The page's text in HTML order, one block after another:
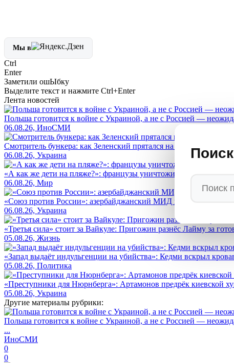
Поиск
Мы в
Ctrl
Enter
Заметили ошЫбку
Выделите текст и нажмите Ctrl+Enter
Лента новостей
Польша готовится к войне с Украиной, а не с Россией —
06.08.26, ИноСМИ
Смотритель бункера: как Зеленский прятался на 93 метрах под
06.08.26, Украина
«А как же дети на пляже?»: французы уничтожили Макрона в
06.08.26, Мир
«Союз против России»: азербайджанский МИД в Киеве
06.08.26, Украина
«Третья сила» стоит за Вайкуле: Пригожин разнёс Лайму за
05.08.26, Жизнь
«Запад выдаёт индульгенции на убийства»: Кедми вскрыл
05.08.26, Политика
«Преступники для Нюрнберга»: Артамонов предрёк киевской
05.08.26, Украина
Другие материалы рубрики:
Польша готовится к войне с Украиной, а не с Россией —
...
ИноСМИ
0
0